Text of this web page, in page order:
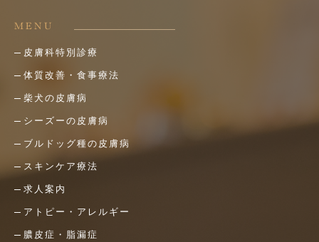
MENU
皮膚科特別診療
体質改善・食事療法
柴犬の皮膚病
シーズーの皮膚病
ブルドッグ種の皮膚病
スキンケア療法
求人案内
アトピー・アレルギー
膿皮症・脂漏症